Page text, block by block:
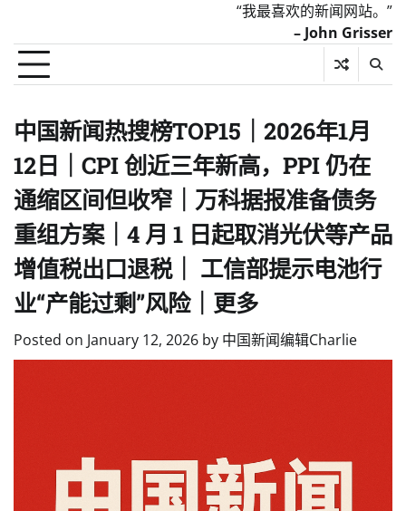
“我最喜欢的新闻网站。”
– John Grisser
中国新闻热搜榜TOP15｜2026年1月
12日｜CPI 创近三年新高，PPI 仍在
通缩区间但收窄｜万科据报准备债务
重组方案｜4 月 1 日起取消光伏等产品
增值税出口退税｜ 工信部提示电池行
业“产能过剩”风险｜更多
Posted on January 12, 2026 by 中国新闻编辑Charlie